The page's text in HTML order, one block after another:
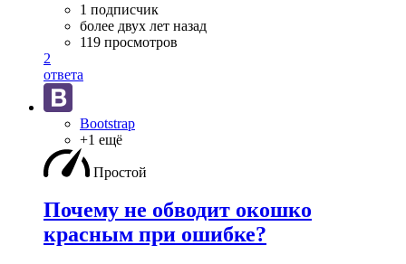
1 подписчик
более двух лет назад
119 просмотров
2
ответа
Bootstrap
+1 ещё
Простой
Почему не обводит окошко
красным при ошибке?